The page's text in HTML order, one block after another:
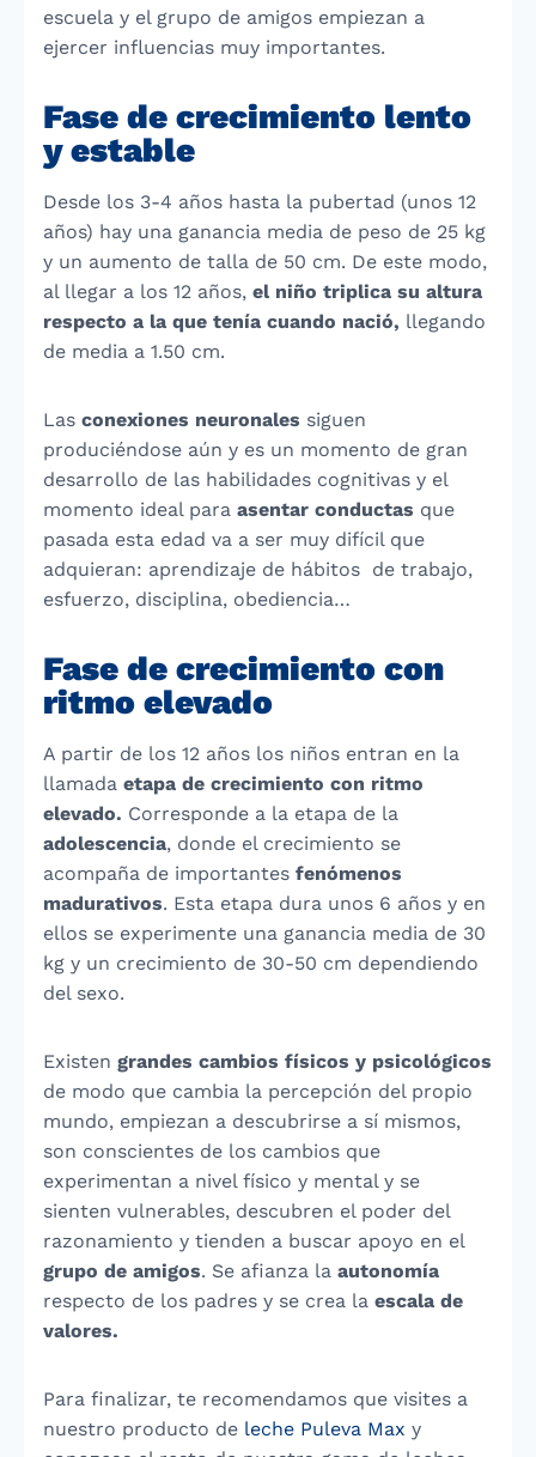
escuela y el grupo de amigos empiezan a
ejercer influencias muy importantes.
Fase de crecimiento lento
y estable
Desde los 3-4 años hasta la pubertad (unos 12
años) hay una ganancia media de peso de 25 kg
y un aumento de talla de 50 cm. De este modo,
al llegar a los 12 años, el niño triplica su altura
respecto a la que tenía cuando nació, llegando
de media a 1.50 cm.
Las conexiones neuronales siguen
produciéndose aún y es un momento de gran
desarrollo de las habilidades cognitivas y el
momento ideal para asentar conductas que
pasada esta edad va a ser muy difícil que
adquieran: aprendizaje de hábitos de trabajo,
esfuerzo, disciplina, obediencia…
Fase de crecimiento con
ritmo elevado
A partir de los 12 años los niños entran en la
llamada etapa de crecimiento con ritmo
elevado. Corresponde a la etapa de la
adolescencia, donde el crecimiento se
acompaña de importantes fenómenos
madurativos. Esta etapa dura unos 6 años y en
ellos se experimente una ganancia media de 30
kg y un crecimiento de 30-50 cm dependiendo
del sexo.
Existen grandes cambios físicos y psicológicos
de modo que cambia la percepción del propio
mundo, empiezan a descubrirse a sí mismos,
son conscientes de los cambios que
experimentan a nivel físico y mental y se
sienten vulnerables, descubren el poder del
razonamiento y tienden a buscar apoyo en el
grupo de amigos. Se afianza la autonomía
respecto de los padres y se crea la escala de
valores.
Para finalizar, te recomendamos que visites a
nuestro producto de leche Puleva Max y